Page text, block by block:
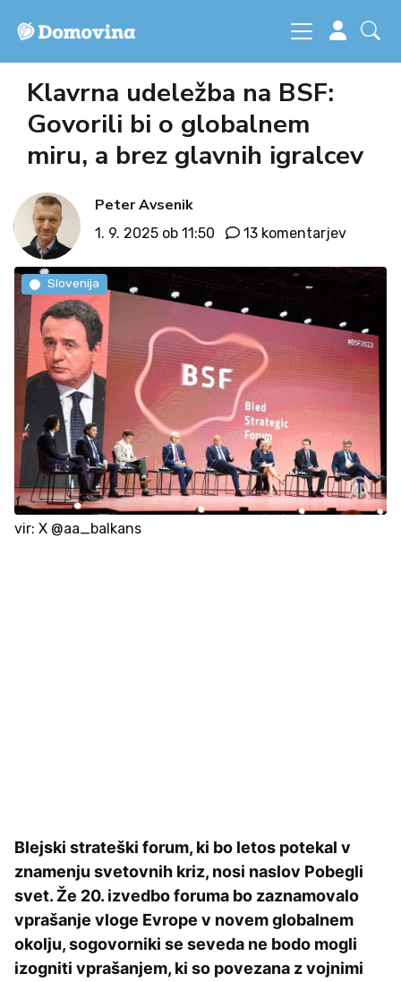
Klavrna udeležba na BSF:
Govorili bi o globalnem
miru, a brez glavnih igralcev
Peter Avsenik
1. 9. 2025 ob 11:50 13 komentarjev
vir: X @aa_balkans
Slovenija
Blejski strateški forum, ki bo letos potekal v
znamenju svetovnih kriz, nosi naslov Pobegli
svet. Že 20. izvedbo foruma bo zaznamovalo
vprašanje vloge Evrope v novem globalnem
okolju, sogovorniki se seveda ne bodo mogli
izogniti vprašanjem, ki so povezana z vojnimi